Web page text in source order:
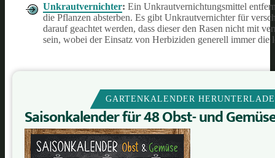
Unkrautvernichter: Ein Unkrautvernichtungsmittel
die Pflanzen absterben. Es gibt Unkrautvernichter für
darauf geachtet werden, dass dieser den Rasen nicht mit
sein, wobei der Einsatz von Herbiziden generell immer
GARTENKALENDER
Saisonkalender für 48 Obst- und